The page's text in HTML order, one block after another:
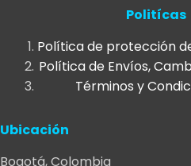
Politícas
Política de protección
Política de Envíos,
Términos y
Ubicación
Bogotá, Colombia